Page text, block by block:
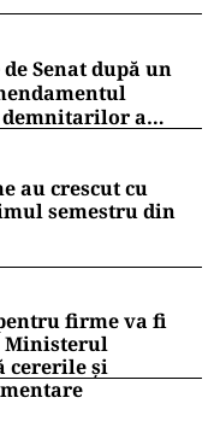
Senat după un
a
au crescut cu
semestru din
firme va fi
Ministerul
cererile și